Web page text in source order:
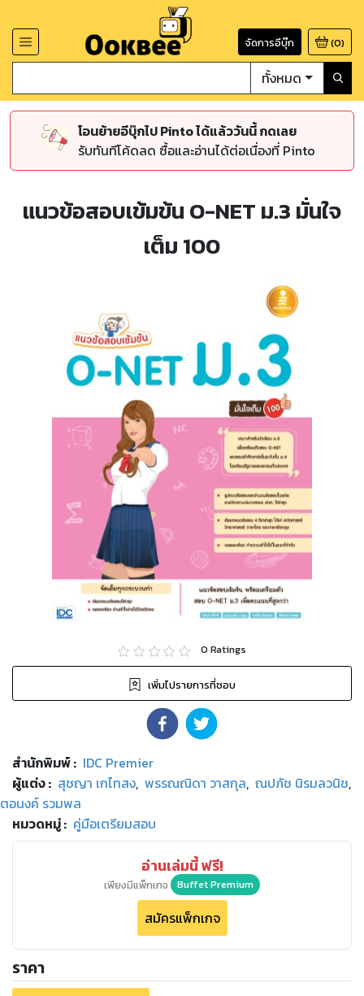
จัดการอีบุ๊ก (0)
ทั้งหมด
โอนย้ายอีบุ๊กไป Pinto ได้แล้ววันนี้ กดเลย
รับทันทีโค้ดลด ซื้อและอ่านได้ต่อเนื่องที่ Pinto
แนวข้อสอบเข้มข้น O-NET ม.3 มั่นใจ
เต็ม 100
0 Ratings
เพิ่มไปรายการที่ชอบ
สำนักพิมพ์: IDC Premier
ผู้แต่ง : สุชญา เกไทสง, พรรณณิดา วาสกุล, ณปภัช นิรมลวนิช,
ตอนงค์ รวมพล
หมวดหมู่: คู่มือเตรียมสอบ
อ่านเล่มนี้ ฟรี!
เพียงมีแพ็กเกจ Buffet Premium
สมัครแพ็กเกจ
ราคา